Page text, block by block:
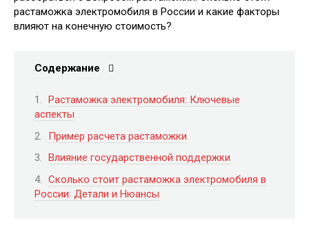
растаможка электромобиля в России и какие факторы
влияют на конечную стоимость?
Содержание
Растаможка электромобиля: Ключевые
аспекты
Пример расчета растаможки
Влияние государственной поддержки
Сколько стоит растаможка электромобиля в
России: Детали и Нюансы